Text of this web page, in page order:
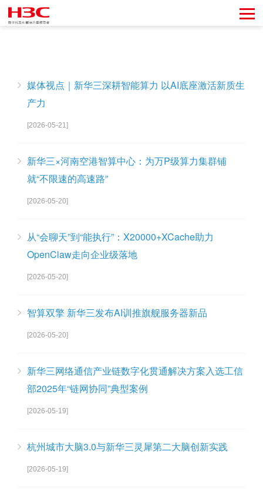
媒体视点｜新华三深耕智能算力 以AI底座激活新质生
产力
[2026-05-21]
新华三×河南空港智算中心：为万P级算力集群铺
就“不限速的高速路”
[2026-05-20]
从“会聊天”到“能执行”：X20000+XCache助力
OpenClaw走向企业级落地
[2026-05-20]
智算双擎 新华三发布AI训推旗舰服务器新品
[2026-05-20]
新华三网络通信产业链数字化贯通解决方案入选工信
部2025年“链网协同”典型案例
[2026-05-19]
杭州城市大脑3.0与新华三灵犀第二大脑创新实践
[2026-05-19]